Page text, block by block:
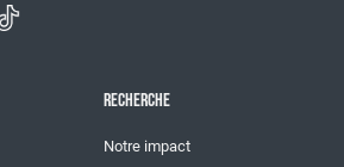
RECHERCHE
Notre impact